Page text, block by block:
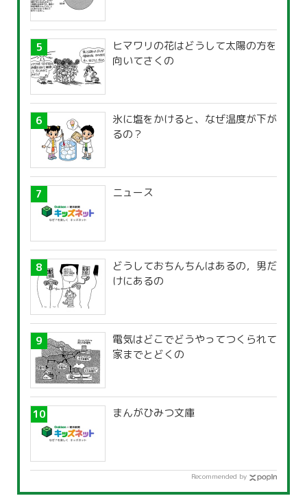
ヒマワリの花はどうして太陽の方を
向いてさくの
氷に塩をかけると、なぜ温度が下が
るの？
ニュース
どうしておちんちんはあるの，男だ
けにあるの
電気はどこでどうやってつくられて
家までとどくの
まんがひみつ文庫
Recommended by